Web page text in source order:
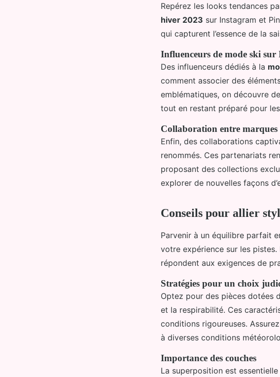
Repérez les looks tendances
hiver 2023 sur Instagram et
qui capturent l’essence de la
Influenceurs de mode ski sur
Des influenceurs dédiés à la
comment associer des
emblématiques, on découvre
tout en restant préparé pour
Collaboration entre marques
Enfin, des collaborations
renommés. Ces partenariats
proposant des collections
explorer de nouvelles façons
Conseils pour allier
Parvenir à un équilibre parfait
votre expérience sur les
répondent aux exigences de
Stratégies pour un choix
Optez pour des pièces dotées
et la respirabilité. Ces
conditions rigoureuses.
à diverses conditions
Importance des couches
La superposition est